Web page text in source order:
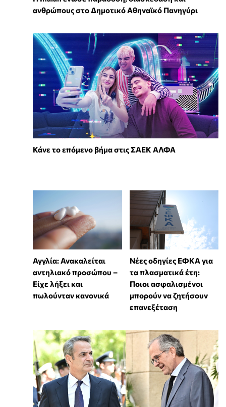
ανθρώπους στο Δημοτικό Αθηναϊκό Πανηγύρι
Κάνε το επόμενο βήμα στις ΣΑΕΚ ΑΛΦΑ
Αγγλία: Ανακαλείται
αντηλιακό προσώπου –
Είχε λήξει και
πωλούνταν κανονικά
Νέες οδηγίες ΕΦΚΑ για
τα πλασματικά έτη:
Ποιοι ασφαλισμένοι
μπορούν να ζητήσουν
επανεξέταση